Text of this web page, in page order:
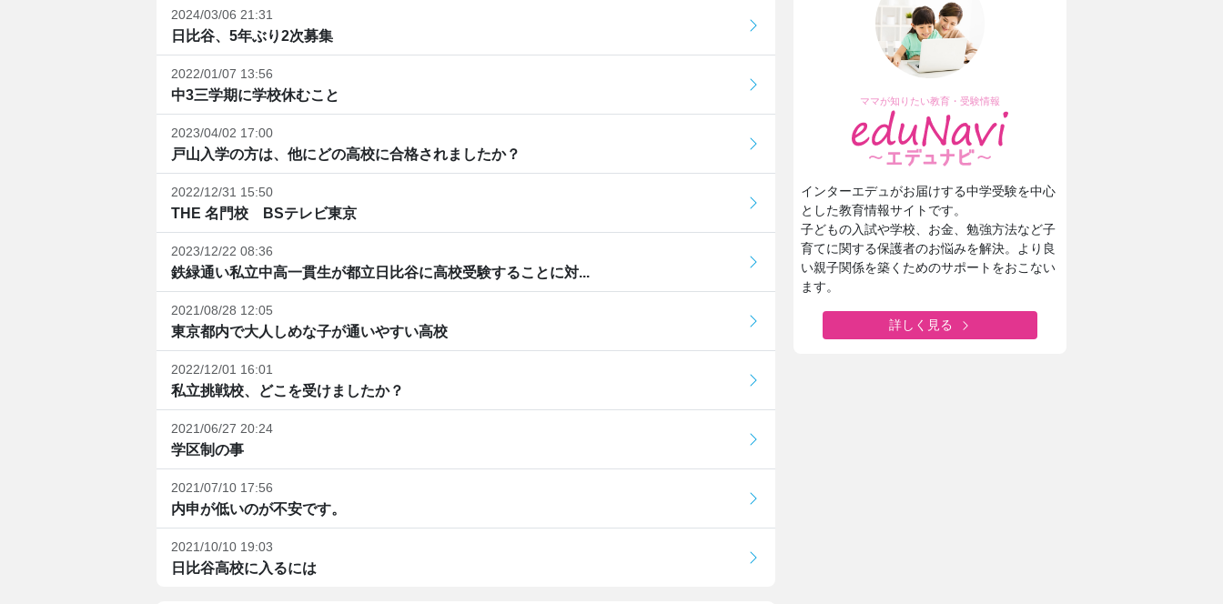
2024/03/06 21:31
日比谷、5年ぶり2次募集
2022/01/07 13:56
中3三学期に学校休むこと
2023/04/02 17:00
戸山入学の方は、他にどの高校に合格されましたか？
2022/12/31 15:50
THE 名門校 BSテレビ東京
2023/12/22 08:36
鉄緑通い私立中高一貫生が都立日比谷に高校受験することに対...
2021/08/28 12:05
東京都内で大人しめな子が通いやすい高校
2022/12/01 16:01
私立挑戦校、どこを受けましたか？
2021/06/27 20:24
学区制の事
2021/07/10 17:56
内申が低いのが不安です。
2021/10/10 19:03
日比谷高校に入るには
ママが知りたい教育・受験情報
インターエデュがお届けする中学受験を中心
とした教育情報サイトです。
子どもの入試や学校、お金、勉強方法など子
育てに関する保護者のお悩みを解決。より良
い親子関係を築くためのサポートをおこない
ます。
詳しく見る